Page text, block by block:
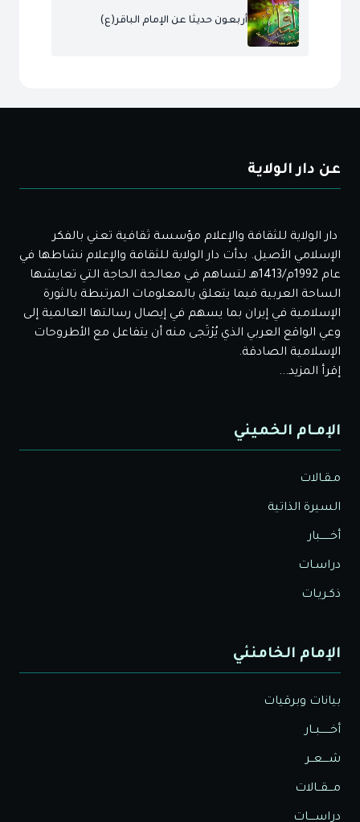
أربعون حديثا عن الإمام الباقر(ع)
عن دار الولاية
دار الولاية للثقافة والإعلام مؤسسة ثقافية تعني بالفكر
الإسلامي الأصيل. بدأت دار الولاية للثقافة والإعلام نشاطها في
عام 1992م/1413هـ لتساهم في معالجة الحاجة التي تعايشها
الساحة العربية فيما يتعلق بالمعلومات المرتبطة بالثورة
الإسلامية في إيران بما يسهم في إيصال رسالتها العالمية إلى
وعي الواقع العربي الذي يُرْتَجى منه أن يتفاعل مع الأطروحات
الإسلامية الصادقة.
إقرأ المزيد...
الإمـام الخميني
مـقـالات
السيرة الذاتية
أخــــــبار
دراسـات
ذكـريـات
الإمام الخامنئي
بيانات وبرقيات
أخــــــبــار
شــــعــر
مـــقــالات
دراســــات